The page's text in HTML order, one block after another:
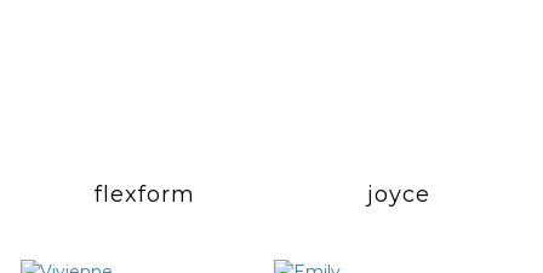
flexform joyce